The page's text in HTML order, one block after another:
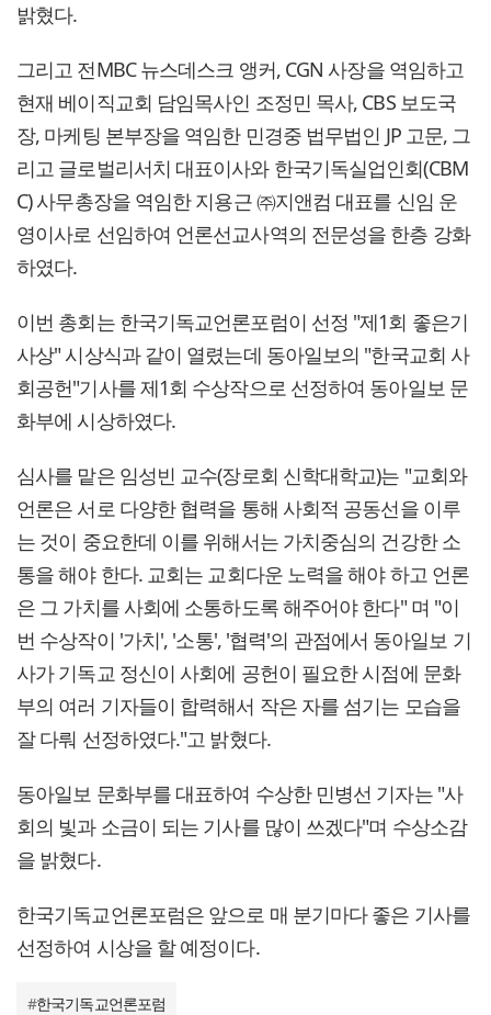
밝혔다.
그리고 전MBC 뉴스데스크 앵커, CGN 사장을 역임하고
현재 베이직교회 담임목사인 조정민 목사, CBS 보도국
장, 마케팅 본부장을 역임한 민경중 법무법인 JP 고문, 그
리고 글로벌리서치 대표이사와 한국기독실업인회(CBM
C) 사무총장을 역임한 지용근 ㈜지앤컴 대표를 신임 운
영이사로 선임하여 언론선교사역의 전문성을 한층 강화
하였다.
이번 총회는 한국기독교언론포럼이 선정 "제1회 좋은기
사상" 시상식과 같이 열렸는데 동아일보의 "한국교회 사
회공헌"기사를 제1회 수상작으로 선정하여 동아일보 문
화부에 시상하였다.
심사를 맡은 임성빈 교수(장로회 신학대학교)는 "교회와
언론은 서로 다양한 협력을 통해 사회적 공동선을 이루
는 것이 중요한데 이를 위해서는 가치중심의 건강한 소
통을 해야 한다. 교회는 교회다운 노력을 해야 하고 언론
은 그 가치를 사회에 소통하도록 해주어야 한다" 며 "이
번 수상작이 '가치', '소통', '협력'의 관점에서 동아일보 기
사가 기독교 정신이 사회에 공헌이 필요한 시점에 문화
부의 여러 기자들이 합력해서 작은 자를 섬기는 모습을
잘 다뤄 선정하였다."고 밝혔다.
동아일보 문화부를 대표하여 수상한 민병선 기자는 "사
회의 빛과 소금이 되는 기사를 많이 쓰겠다"며 수상소감
을 밝혔다.
한국기독교언론포럼은 앞으로 매 분기마다 좋은 기사를
선정하여 시상을 할 예정이다.
#한국기독교언론포럼